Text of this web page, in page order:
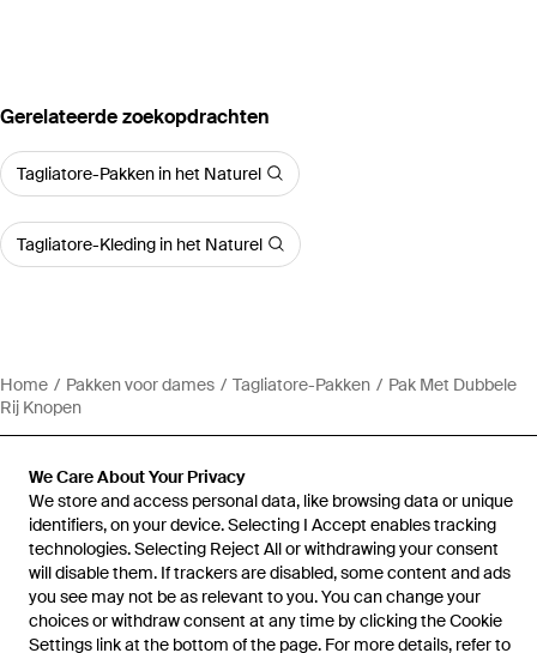
We Care About Your Privacy
We store and access personal data, like browsing data or unique
identifiers, on your device. Selecting I Accept enables tracking
technologies. Selecting Reject All or withdrawing your consent
will disable them. If trackers are disabled, some content and ads
you see may not be as relevant to you. You can change your
choices or withdraw consent at any time by clicking the Cookie
Settings link at the bottom of the page. For more details, refer to
Gerelateerde zoekopdrachten
Tagliatore-Pakken in het Naturel
Tagliatore-Kleding in het Naturel
Home Pakken voor dames Tagliatore-Pakken
Pak Met Dubbele
Rij Knopen
Hulp en informatie